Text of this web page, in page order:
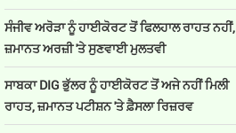
ਸੰਜੀਵ ਅਰੋੜਾ ਨੂੰ ਹਾਈਕੋਰਟ ਤੋਂ ਫਿਲਹਾਲ ਰਾਹਤ ਨਹੀਂ,
ਜ਼ਮਾਨਤ ਅਰਜ਼ੀ 'ਤੇ ਸੁਣਵਾਈ ਮੁਲਤਵੀ
ਸਾਬਕਾ DIG ਭੁੱਲਰ ਨੂੰ ਹਾਈਕੋਰਟ ਤੋਂ ਅਜੇ ਨਹੀਂ ਮਿਲੀ
ਰਾਹਤ, ਜ਼ਮਾਨਤ ਪਟੀਸ਼ਨ 'ਤੇ ਫ਼ੈਸਲਾ ਰਿਜ਼ਰਵ